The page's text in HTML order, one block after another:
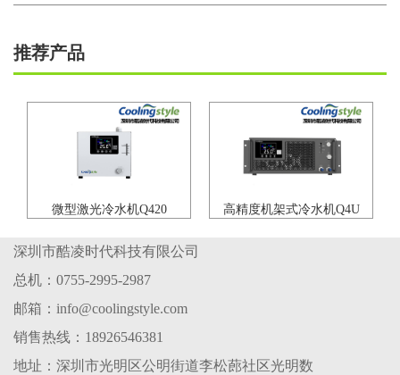
推荐产品
微型激光冷水机Q420 高精度机架式冷水机Q4U
深圳市酷凌时代科技有限公司
总机：0755-2995-2987
邮箱：info@coolingstyle.com
销售热线：18926546381
地址：深圳市光明区公明街道李松蓢社区光明数